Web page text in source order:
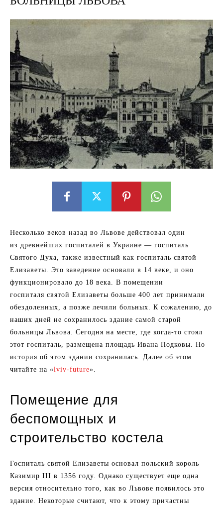
Несколько веков назад во Львове действовал один
из древнейших госпиталей в Украине — госпиталь
Святого Духа, также известный как госпиталь святой
Елизаветы. Это заведение основали в 14 веке, и оно
функционировало до 18 века. В помещении
госпиталя святой Елизаветы больше 400 лет принимали
обездоленных, а позже лечили больных. К сожалению, до
наших дней не сохранилось здание самой старой
больницы Львова. Сегодня на месте, где когда-то стоял
этот госпиталь, размещена площадь Ивана Подковы. Но
история об этом здании сохранилась. Далее об этом
читайте на «lviv-future».
Помещение для
беспомощных и
строительство костела
Госпиталь святой Елизаветы основал польский король
Казимир III в 1356 году. Однако существует еще одна
версия относительно того, как во Львове появилось это
здание. Некоторые считают, что к этому причастны